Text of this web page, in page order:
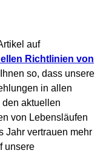
auf
Richtlinien von
so, dass unsere
in allen
aktuellen
von Lebensläufen
Jahr vertrauen mehr
unsere